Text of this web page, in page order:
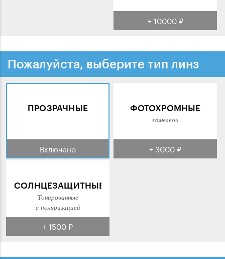
+ 10000 ₽
Пожалуйста, выберите тип линз
ПРОЗРАЧНЫЕ
Включено
ФОТОХРОМНЫЕ
хамелеон
+ 3000 ₽
СОЛНЦЕЗАЩИТНЫЕ
Тонированные
с поляризацией
+ 1500 ₽